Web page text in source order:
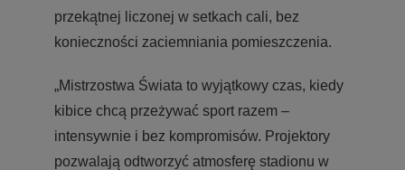
przekątnej liczonej w setkach cali, bez
konieczności zaciemniania pomieszczenia.
„Mistrzostwa Świata to wyjątkowy czas, kiedy
kibice chcą przeżywać sport razem –
intensywnie i bez kompromisów. Projektory
pozwalają odtworzyć atmosferę stadionu w